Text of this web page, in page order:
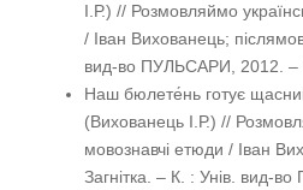
І.Р.) // Розмовляймо
/ Іван Вихованець;
вид-во ПУЛЬСАРИ, 2012. –
Наш бюлете́нь готує
(Вихованець І.Р.) //
мовознавчі етюди / Іван
Загнітка. – К. : Унів. вид-